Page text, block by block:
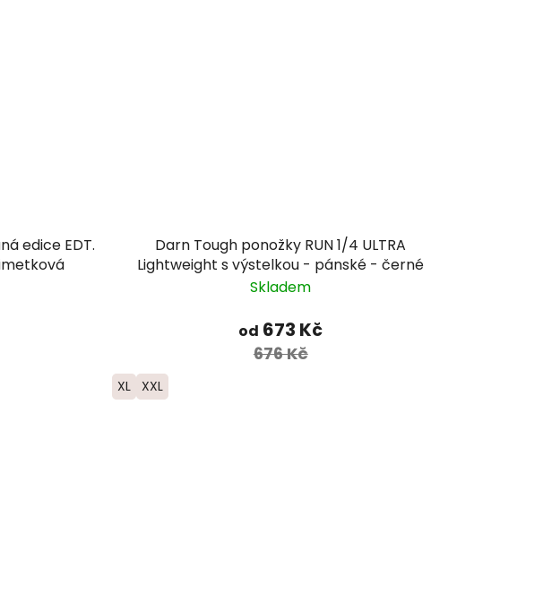
edice EDT.
Darn Tough ponožky RUN 1/4 ULTRA
Lightweight s výstelkou - pánské - černé
Skladem
od 673 Kč
676 Kč
XL XXL